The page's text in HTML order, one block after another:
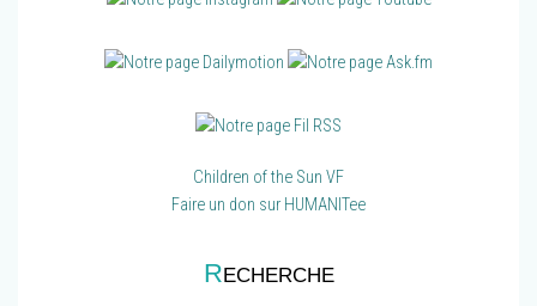
Children of the Sun VF
Faire un don sur HUMANITee
RECHERCHE